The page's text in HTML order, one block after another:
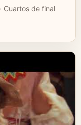
Cuartos de final